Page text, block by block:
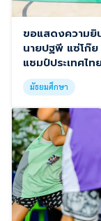
ขอแสดงความ
นายปฐพี แซ่โก๊ย ม.4/13 (ได้สิทธิ์เข่าร่วมการแข่งรอบชิง
แชมป์ประเทศไ
มัธยมศึกษา